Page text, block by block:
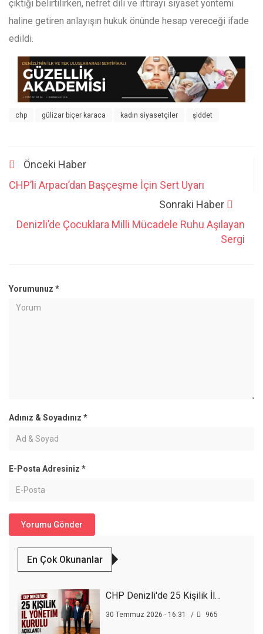
çıktığı belirtilirken, nefret dili ve iftirayı siyaset yöntemi
haline getiren anlayışın hukuk önünde hesap vereceği ifade
edildi.
chp gülizar biçer karaca kadın siyasetçiler şiddet
Önceki Haber
CHP’li Arpacı’dan Başçeşme İçin Sert Uyarı
Sonraki Haber
Denizli’de Çocuklara Milli Mücadele Ruhu Aşılayan
Sergi
Yorumunuz *
Adınız & Soyadınız *
E-Posta Adresiniz *
En Çok Okunanlar
CHP Denizli'de 25 Kişilik İl…
30 Temmuz 2026 - 16:31 965